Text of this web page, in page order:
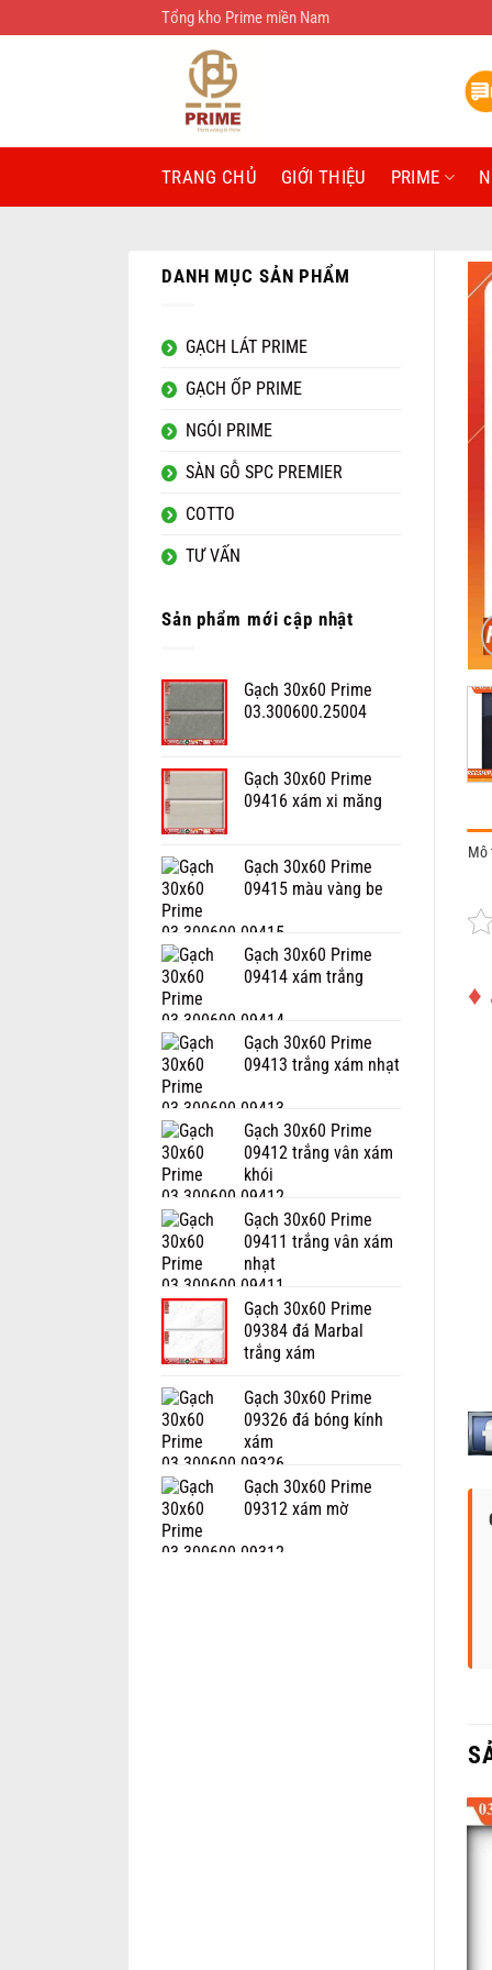
Tổng kho Prime miền Nam
TRANG CHỦ GIỚI THIỆU PRIME
DANH MỤC SẢN PHẨM
GẠCH LÁT PRIME
GẠCH ỐP PRIME
NGÓI PRIME
SÀN GỖ SPC PREMIER
COTTO
TƯ VẤN
Sản phẩm mới cập nhật
Gạch 30x60 Prime
03.300600.25004
Gạch 30x60 Prime
09416 xám xi măng
Gạch 30x60 Prime
09415 màu vàng be
Gạch 30x60 Prime
09414 xám trắng
Gạch 30x60 Prime
09413 trắng xám nhạt
Gạch 30x60 Prime
09412 trắng vân xám
khói
Gạch 30x60 Prime
09411 trắng vân xám
nhạt
Gạch 30x60 Prime
09384 đá Marbal
trắng xám
Gạch 30x60 Prime
09326 đá bóng kính
xám
Gạch 30x60 Prime
09312 xám mờ
Mô
♦